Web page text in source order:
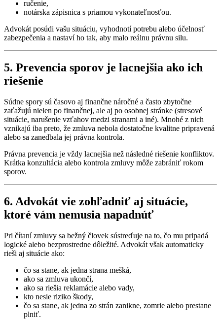
ručenie,
notárska zápisnica s priamou vykonateľnosťou.
Advokát posúdi vašu situáciu, vyhodnotí potrebu alebo účelnosť
zabezpečenia a nastaví ho tak, aby malo reálnu právnu silu.
5. Prevencia sporov je lacnejšia ako ich
riešenie
Súdne spory sú časovo aj finančne náročné a často zbytočne
zaťažujú nielen po finančnej, ale aj po osobnej stránke (stresové
situácie, narušenie vzťahov medzi stranami a iné). Mnohé z nich
vznikajú iba preto, že zmluva nebola dostatočne kvalitne pripravená
alebo sa zanedbala jej právna kontrola.
Právna prevencia je vždy lacnejšia než následné riešenie konfliktov.
Krátka konzultácia alebo kontrola zmluvy môže zabrániť rokom
sporov.
6. Advokát vie zohľadniť aj situácie,
ktoré vám nemusia napadnúť
Pri čítaní zmluvy sa bežný človek sústreďuje na to, čo mu pripadá
logické alebo bezprostredne dôležité. Advokát však automaticky
rieši aj situácie ako:
čo sa stane, ak jedna strana mešká,
ako sa zmluva ukončí,
ako sa riešia reklamácie alebo vady,
kto nesie riziko škody,
čo sa stane, ak jedna zo strán zanikne, zomrie alebo prestane
plniť.